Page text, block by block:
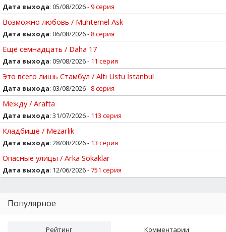
Дата выхода: 05/08/2026 -9 серия
Возможно любовь / Muhtemel Ask
Дата выхода: 06/08/2026 - 8 серия
Ещё семнадцать / Daha 17
Дата выхода: 09/08/2026 - 11 серия
Это всего лишь Стамбул / Altı Ustu İstanbul
Дата выхода: 03/08/2026 - 8 серия
Между / Arafta
Дата выхода: 31/07/2026 - 113 серия
Кладбище / Mezarlik
Дата выхода: 28/08/2026 - 13 серия
Опасные улицы / Arka Sokaklar
Дата выхода: 12/06/2026 -751 серия
Популярное
Рейтинг Комментарии